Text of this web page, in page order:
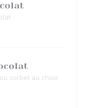
sorbet au choix